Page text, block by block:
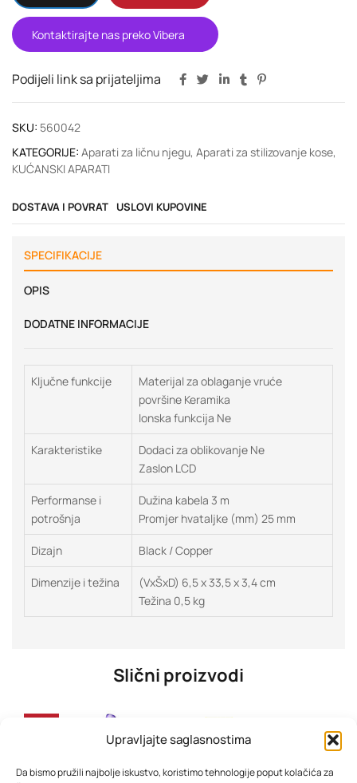
Upravljajte saglasnostima
Da bismo pružili najbolje iskustvo, koristimo tehnologije poput kolačića za
Kontaktirajte nas preko Vibera
Podijeli link sa prijateljima
SKU: 560042
KATEGORIJE: Aparati za ličnu njegu, Aparati za stilizovanje kose,
KUĆANSKI APARATI
DOSTAVA I POVRAT USLOVI KUPOVINE
SPECIFIKACIJE
OPIS
DODATNE INFORMACIJE
Ključne funkcije
Materijal za oblaganje vruće
površine Keramika
Ionska funkcija Ne
Karakteristike
Dodaci za oblikovanje Ne
Zaslon LCD
Performanse i
potrošnja
Dužina kabela 3 m
Promjer hvataljke (mm) 25 mm
Dizajn Black / Copper
Dimenzije i težina
(VxŠxD) 6,5 x 33,5 x 3,4 cm
Težina 0,5 kg
Slični proizvodi
-30%